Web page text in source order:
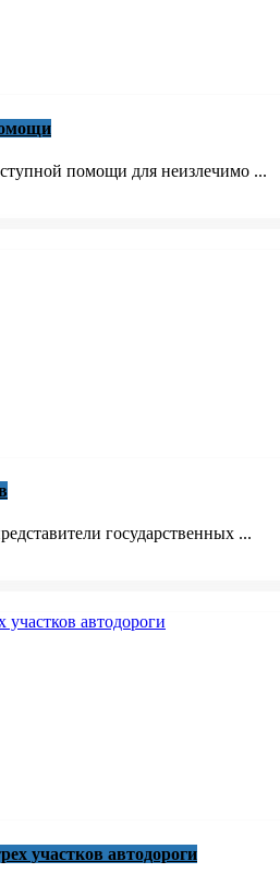
помощи для неизлечимо ...
государственных ...
участков автодороги